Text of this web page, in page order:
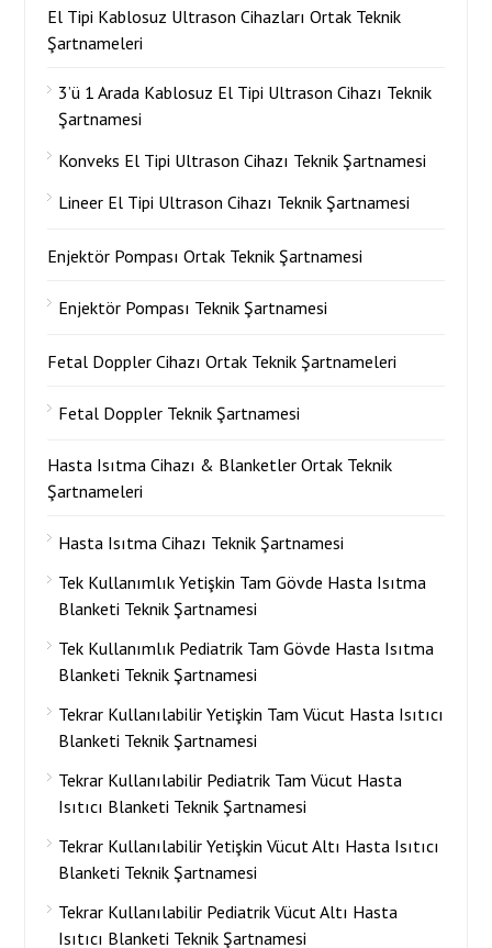
El Tipi Kablosuz Ultrason Cihazları Ortak Teknik
Şartnameleri
3’ü 1 Arada Kablosuz El Tipi Ultrason Cihazı Teknik
Şartnamesi
Konveks El Tipi Ultrason Cihazı Teknik Şartnamesi
Lineer El Tipi Ultrason Cihazı Teknik Şartnamesi
Enjektör Pompası Ortak Teknik Şartnamesi
Enjektör Pompası Teknik Şartnamesi
Fetal Doppler Cihazı Ortak Teknik Şartnameleri
Fetal Doppler Teknik Şartnamesi
Hasta Isıtma Cihazı & Blanketler Ortak Teknik
Şartnameleri
Hasta Isıtma Cihazı Teknik Şartnamesi
Tek Kullanımlık Yetişkin Tam Gövde Hasta Isıtma
Blanketi Teknik Şartnamesi
Tek Kullanımlık Pediatrik Tam Gövde Hasta Isıtma
Blanketi Teknik Şartnamesi
Tekrar Kullanılabilir Yetişkin Tam Vücut Hasta Isıtıcı
Blanketi Teknik Şartnamesi
Tekrar Kullanılabilir Pediatrik Tam Vücut Hasta
Isıtıcı Blanketi Teknik Şartnamesi
Tekrar Kullanılabilir Yetişkin Vücut Altı Hasta Isıtıcı
Blanketi Teknik Şartnamesi
Tekrar Kullanılabilir Pediatrik Vücut Altı Hasta
Isıtıcı Blanketi Teknik Şartnamesi